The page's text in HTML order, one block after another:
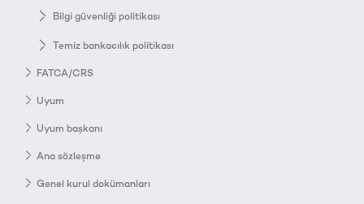
Bilgi güvenliği politikası
Temiz bankacılık politikası
FATCA/CRS
Uyum
Uyum başkanı
Ana sözleşme
Genel kurul dokümanları